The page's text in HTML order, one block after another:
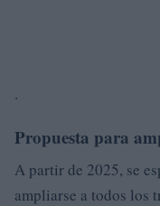
.
Propuesta para
A partir de 2025, se
ampliarse a todos los